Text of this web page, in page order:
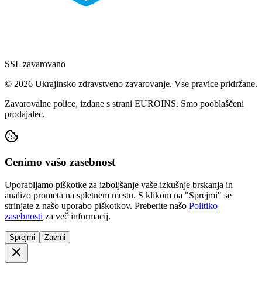
SSL zavarovano
© 2026 Ukrajinsko zdravstveno zavarovanje. Vse pravice pridržane.
Zavarovalne police, izdane s strani EUROINS. Smo pooblaščeni
prodajalec.
Cenimo vašo zasebnost
Uporabljamo piškotke za izboljšanje vaše izkušnje brskanja in
analizo prometa na spletnem mestu. S klikom na "Sprejmi" se
strinjate z našo uporabo piškotkov. Preberite našo Politiko
zasebnosti za več informacij.
Sprejmi Zavrni